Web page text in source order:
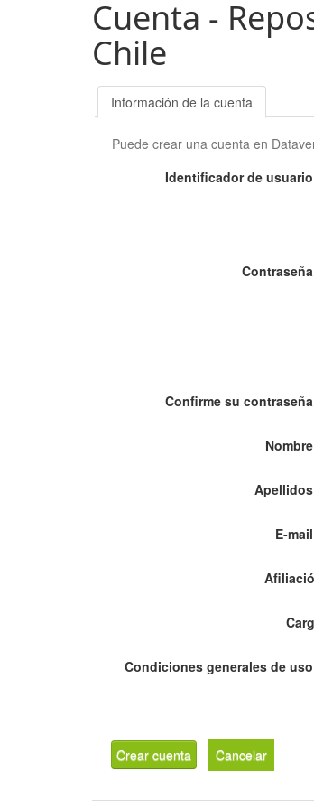
Cuenta -
Chile
Información de la cuenta
Puede crear una cuenta en
Identificador de usuario
Contraseña
Confirme su contraseña
Nombre
Apellidos
E-mail
Condiciones generales de uso
Crear cuenta Cancelar